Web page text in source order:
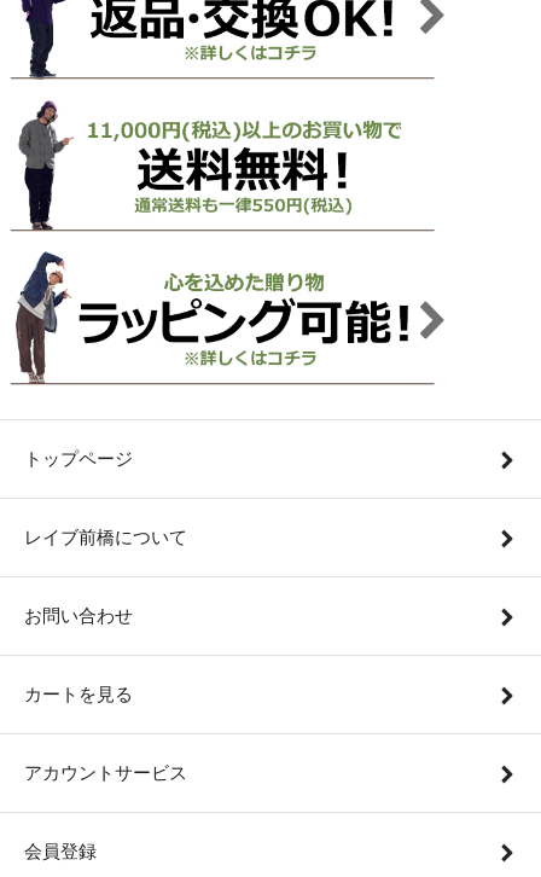
トップページ
レイブ前橋について
お問い合わせ
カートを見る
アカウントサービス
会員登録